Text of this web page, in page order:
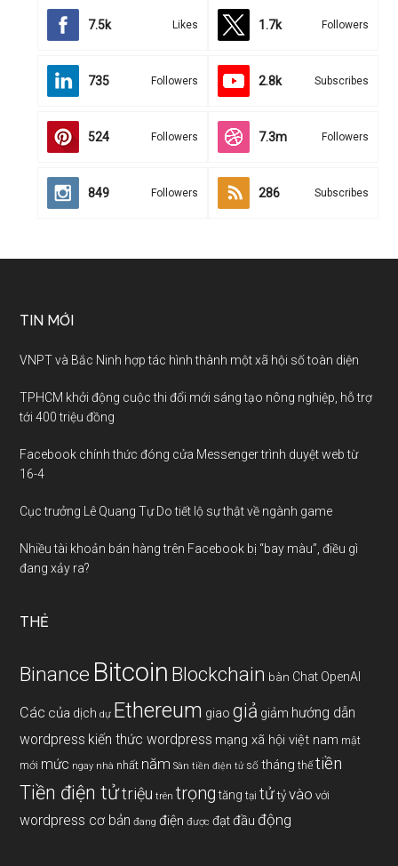
7.5k Likes 1.7k Followers
735 Followers 2.8k Subscribes
524 Followers 7.3m Followers
849 Followers 286 Subscribes
TIN MỚI
VNPT và Bắc Ninh hợp tác hình thành một xã hội số toàn diện
TPHCM khởi động cuộc thi đổi mới sáng tạo nông nghiệp, hỗ trợ
tới 400 triệu đồng
Facebook chính thức đóng cửa Messenger trình duyệt web từ
16-4
Cục trưởng Lê Quang Tự Do tiết lộ sự thật về ngành game
Nhiều tài khoản bán hàng trên Facebook bị “bay màu”, điều gì
đang xảy ra?
THẺ
Binance Bitcoin Blockchain bàn Chat OpenAI
Các của dịch dự Ethereum giao giả giảm hướng dẫn
wordpress kiến thức wordpress mạng xã hội việt nam mật
mới mức ngay nhà nhất năm Sàn tiền điện tử số tháng thế tiền
Tiền điện tửtriệu trên trọng tăng tại tử tỷ vào với
wordpress cơ bản đang điện được đạtđầu động